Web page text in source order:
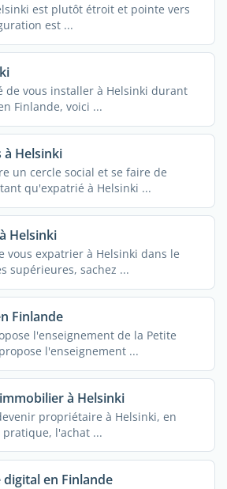
est plutôt étroit et pointe vers
est ...
de vous installer à Helsinki durant
Finlande, voici ...
à Helsinki
un cercle social et se faire de
qu'expatrié à Helsinki ...
Helsinki
vous expatrier à Helsinki dans le
supérieures, sachez ...
Finlande
l'enseignement de la Petite
l'enseignement ...
à Helsinki
propriétaire à Helsinki, en
l'achat ...
en Finlande